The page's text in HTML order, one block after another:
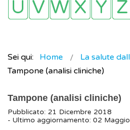
Sei qui: Home La salute
Tampone (analisi cliniche)
Tampone (analisi cliniche)
Pubblicato: 21 Dicembre 2018
- Ultimo aggiornamento: 02